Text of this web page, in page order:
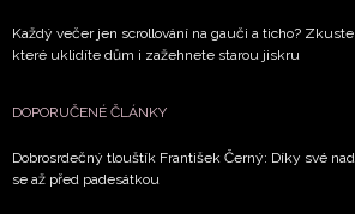
Každý večer jen scrollování na gauči a ticho?
které uklidíte dům i zažehnete starou jiskru
DOPORUČENÉ ČLÁNKY
Dobrosrdečný tlouštík František Černý: Díky své
se až před padesátkou